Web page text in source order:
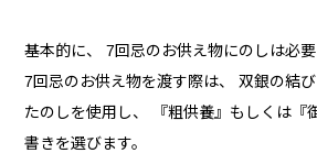
基本的に、 7回忌のお供え物にのしは必要
7回忌のお供え物を渡す際は、 双銀の結
たのしを使用し、 『粗供養』もしくは『
書きを選びます。